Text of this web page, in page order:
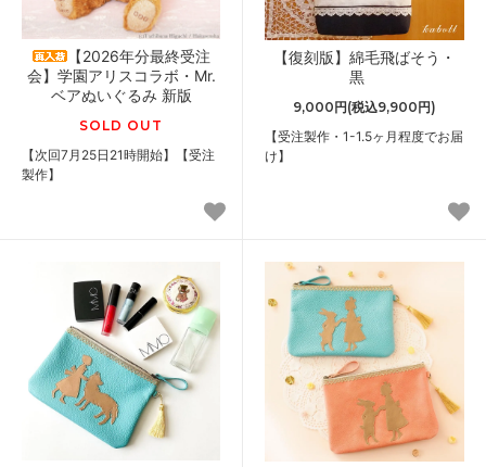
【2026年分最終受注
会】学園アリスコラボ・Mr.
ベアぬいぐるみ 新版
SOLD OUT
【次回7月25日21時開始】【受注
製作】
【復刻版】綿毛飛ばそう・
黒
9,000円(税込9,900円)
【受注製作・1-1.5ヶ月程度でお届
け】